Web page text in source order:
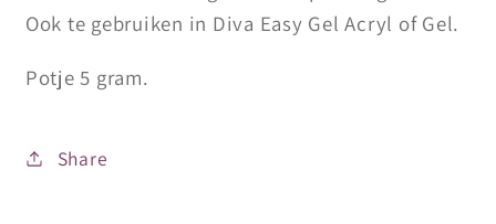
Ook te gebruiken in Diva Easy Gel Acryl of Gel.
Potje 5 gram.
Share